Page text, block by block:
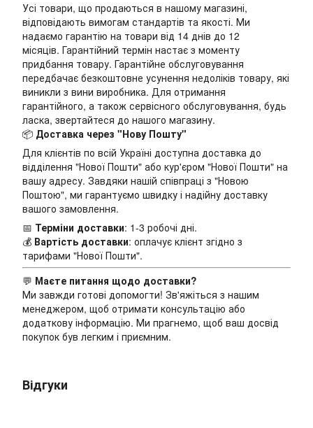
Усі товари, що продаються в нашому магазині,
відповідають вимогам стандартів та якості. Ми
надаємо гарантію на товари від 14 днів до 12
місяців. Гарантійний термін настає з моменту
придбання товару. Гарантійне обслуговування
передбачає безкоштовне усунення недоліків товару, які
виникли з вини виробника. Для отримання
гарантійного, а також сервісного обслуговування, будь
ласка, звертайтеся до нашого магазину.
📦 Доставка через "Нову Пошту"
Для клієнтів по всій Україні доступна доставка до
відділення "Нової Пошти" або кур'єром "Нової Пошти" на
вашу адресу. Завдяки нашій співпраці з "Новою
Поштою", ми гарантуємо швидку і надійну доставку
вашого замовлення.
📅 Терміни доставки: 1-3 робочі дні.
💰 Вартість доставки: оплачує клієнт згідно з
тарифами "Нової Пошти".
💬 Маєте питання щодо доставки?
Ми завжди готові допомогти! Зв'яжіться з нашим
менеджером, щоб отримати консультацію або
додаткову інформацію. Ми прагнемо, щоб ваш досвід
покупок був легким і приємним.
Відгуки